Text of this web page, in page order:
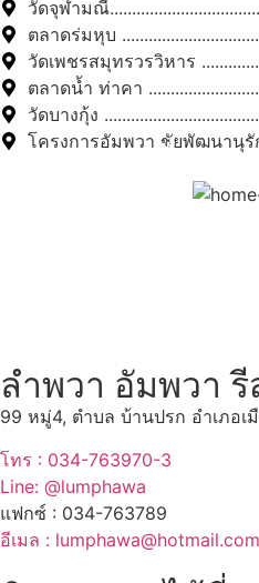
วัดจุฬามณี
ตลาดร่มหุบ
วัดเพชรสมุทรวรวิหาร
ตลาดน้ำ ท่าคา
วัดบางกุ้ง
โครงการอัมพวา ชัยพัฒนานุรั
สถานที่ท่อง
ลำพวา อัมพวา
99 หมู่4, ตำบล บ้านปรก อำเภอ
โทร : 034-763970-3
Line: @lumphawa
แฟกซ์ : 034-763789
อีเมล : lumphawa@hotmail.com